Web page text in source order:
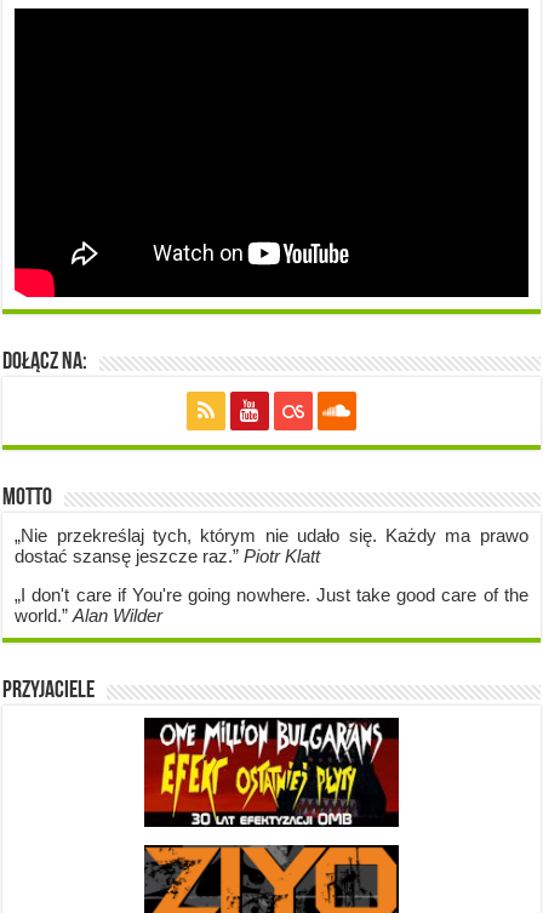
Dołącz na:
Motto
„Nie przekreślaj tych, którym nie udało się. Każdy ma prawo
dostać szansę jeszcze raz.”Piotr Klatt
„I don't care if You're going nowhere. Just take good care of the
world.”Alan Wilder
Przyjaciele